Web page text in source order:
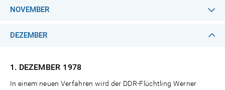
NOVEMBER
DEZEMBER
1. DEZEMBER 1978
In einem neuen Verfahren wird der DDR-Flüchtling Werner